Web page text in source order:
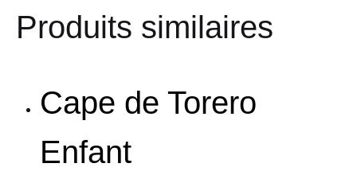
à
168,95 €
plusieurs
variations.
peuvent
Produits similaires
Cape de Torero
Enfant